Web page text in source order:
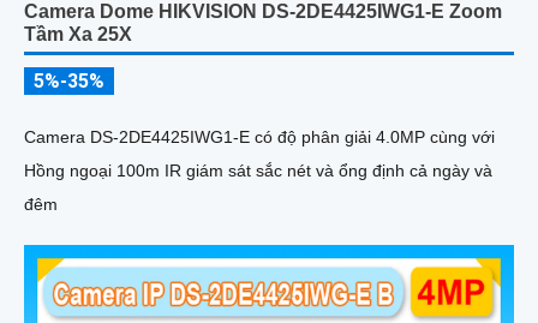
Camera Dome HIKVISION DS-2DE4425IWG1-E Zoom
Tầm Xa 25X
5%-35%
Camera DS-2DE4425IWG1-E có độ phân giải 4.0MP cùng với
Hồng ngoại 100m IR giám sát sắc nét và ổng định cả ngày và
đêm